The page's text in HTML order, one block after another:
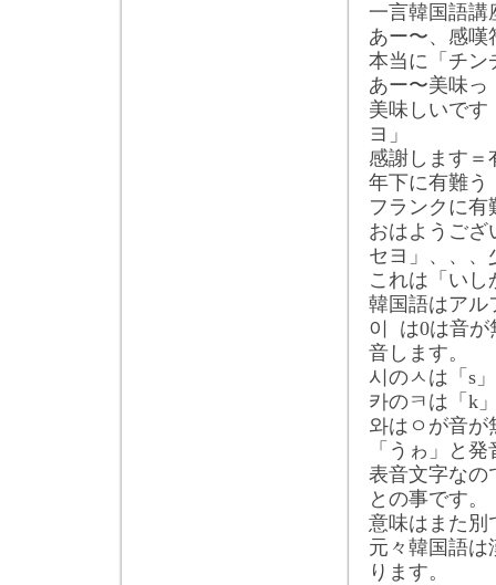
一言韓国語講
あー〜、感嘆
本当に「チン
あー〜美味っ
美味しいです
ヨ」
感謝します＝
年下に有難う
フランクに
おはようござ
セヨ」、、、
これは「いし
韓国語はアル
이 は0は音が
音します。
시のㅅ は「 s
카のㅋ は「 k
와は ㅇ が音が
「うゎ」と
表音文字なの
との事です。
意味はまた別
元々韓国語は
ります。